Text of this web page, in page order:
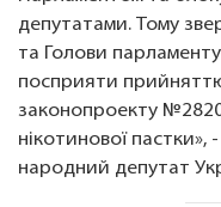
депутатами. Тому
та Голови
посприяти
законопроекту
нікотинової пастки»,
народний депутат